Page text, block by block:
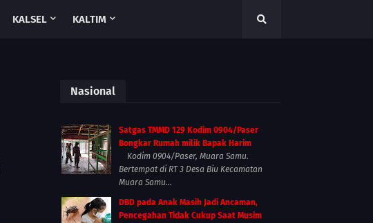
KALSEL KALTIM
Nasional
Satgas TMMD 129 Kodim 0904/Paser
Bongkar Rumah milik Bapak Harim
Kodim 0904/Paser, Muara Samu.
Bertempat di RT 3 Desa Biu Kecamatan
Muara Samu...
DBD pada Anak Masih Jadi Ancaman,
Pencegahan Tidak Cukup Saat Musim